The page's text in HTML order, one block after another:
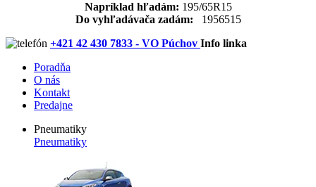
Napríklad hľadám: 195/65R15
Do vyhľadávača zadám: 1956515
+421 42 430 7833 - VO Púchov Info linka
Poradňa
O nás
Kontakt
Predajne
Pneumatiky
Pneumatiky